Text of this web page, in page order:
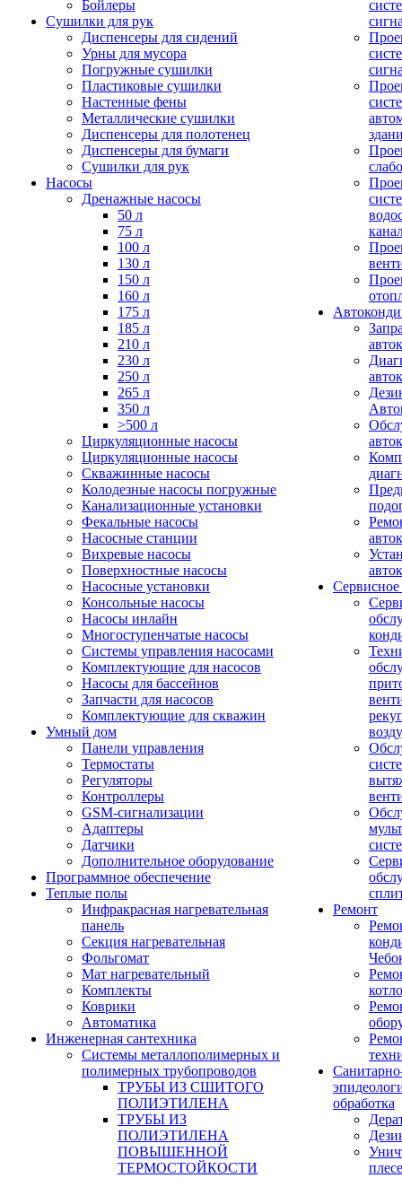
Бойлеры
Сушилки для рук
Диспенсеры для сидений
Урны для мусора
Погружные сушилки
Пластиковые сушилки
Настенные фены
Металлические сушилки
Диспенсеры для полотенец
Диспенсеры для бумаги
Сушилки для рук
Насосы
Дренажные насосы
50 л
75 л
100 л
130 л
150 л
160 л
175 л
185 л
210 л
230 л
250 л
265 л
350 л
>500 л
Циркуляционные насосы
Циркуляционные насосы
Скважинные насосы
Колодезные насосы погружные
Канализационные установки
Фекальные насосы
Насосные станции
Вихревые насосы
Поверхностные насосы
Насосные установки
Консольные насосы
Насосы инлайн
Многоступенчатые насосы
Системы управления насосами
Комплектующие для насосов
Насосы для бассейнов
Запчасти для насосов
Комплектующие для скважин
Умный дом
Панели управления
Термостаты
Регуляторы
Контроллеры
GSM-сигнализации
Адаптеры
Датчики
Дополнительное оборудование
Программное обеспечение
Теплые полы
Инфракрасная нагревательная
панель
Секция нагревательная
Фольгомат
Мат нагревательный
Комплекты
Коврики
Автоматика
Инженерная сантехника
Системы металлополимерных и
полимерных трубопроводов
ТРУБЫ ИЗ СШИТОГО
ПОЛИЭТИЛЕНА
ТРУБЫ ИЗ
ПОЛИЭТИЛЕНА
ПОВЫШЕННОЙ
ТЕРМОСТОЙКОСТИ
Ремонт
обработка